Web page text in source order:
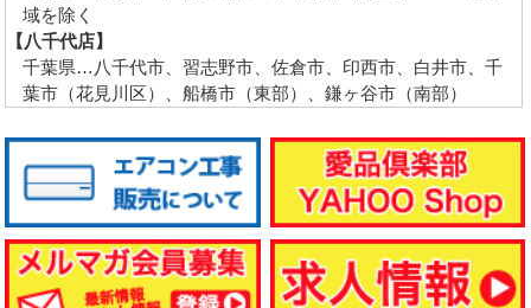
域を除く
【八千代店】
千葉県…八千代市、習志野市、佐倉市、印西市、白井市、千
葉市（花見川区）、船橋市（東部）、鎌ヶ谷市（南部）